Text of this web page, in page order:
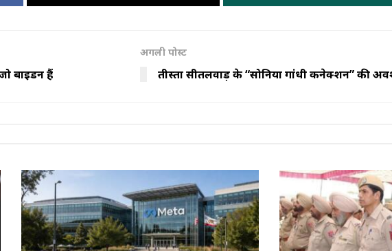
बाइडन हैं
अगली पोस्ट
तीस्ता सीतलवाड़ के “सोनिया गांधी कनेक्शन” की